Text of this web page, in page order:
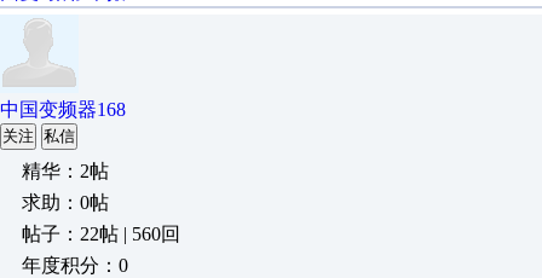
中国变频器168
关注 私信
精华：2帖
求助：0帖
帖子：22帖 | 560回
年度积分：0